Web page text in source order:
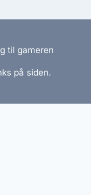
til gameren
på siden.